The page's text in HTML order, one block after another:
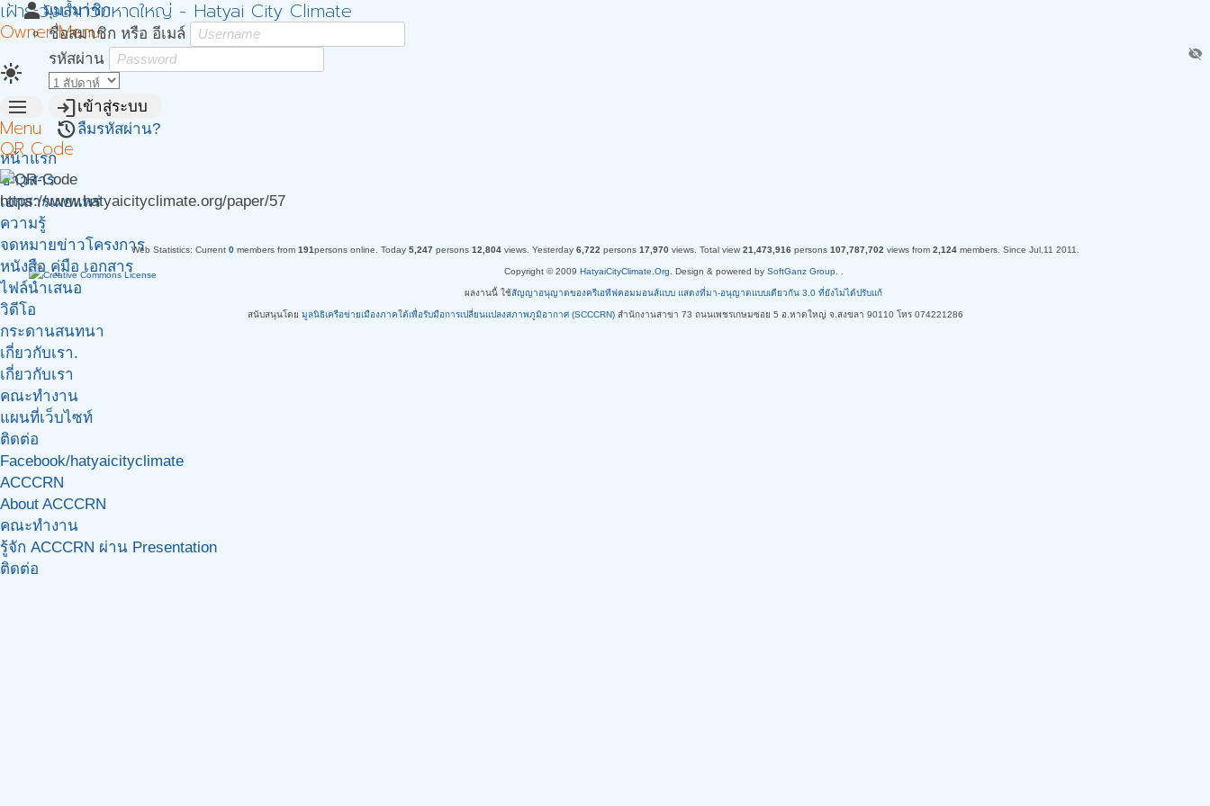
เฝ้าระวังน้ำท่วมหาดใหญ่ - Hatyai City Climate
Owner Menu
light_mode
personมุมสมาชิก
ชื่อสมาชิก หรือ อีเมล์
รหัสผ่าน
visibility_off
loginเข้าสู่ระบบ
restoreลืมรหัสผ่าน?
menu
Menu
หน้าแรก
ข่าวสาร
เอกสารเผยแพร่
ความรู้
จดหมายข่าวโครงการ
หนังสือ คู่มือ เอกสาร
ไฟล์นำเสนอ
วิดีโอ
กระดานสนทนา
เกี่ยวกับเรา.
เกี่ยวกับเรา
คณะทำงาน
แผนที่เว็บไซท์
ติดต่อ
Facebook/hatyaicityclimate
ACCCRN
About ACCCRN
คณะทำงาน
รู้จัก ACCCRN ผ่าน Presentation
ติดต่อ
QR Code
https://www.hatyaicityclimate.org/paper/57
Web Statistics: Current 0members from 191persons online. Today 5,247persons 12,804views. Yesterday 6,722 persons 17,970views. Total view 21,473,916persons 107,787,702 views from 2,124members. Since Jul,11 2011.
Copyright © 2009 HatyaiCityClimate.Org . Design & powered by SoftGanz Group.
ผลงานนี้ ใช้สัญญาอนุญาตของครีเอทีฟคอมมอนส์แบบ แสดงที่มา-อนุญาตแบบเดียวกัน 3.0 ที่ยังไม่ได้ปรับแก้
สนับสนุนโดย มูลนิธิเครือข่ายเมืองภาคใต้เพื่อรับมือการเปลี่ยนแปลงสภาพภูมิอากาศ (SCCCRN)สำนักงานสาขา 73 ถนนเพชรเกษมซอย 5 อ.หาดใหญ่ จ.สงขลา 90110 โทร 074221286